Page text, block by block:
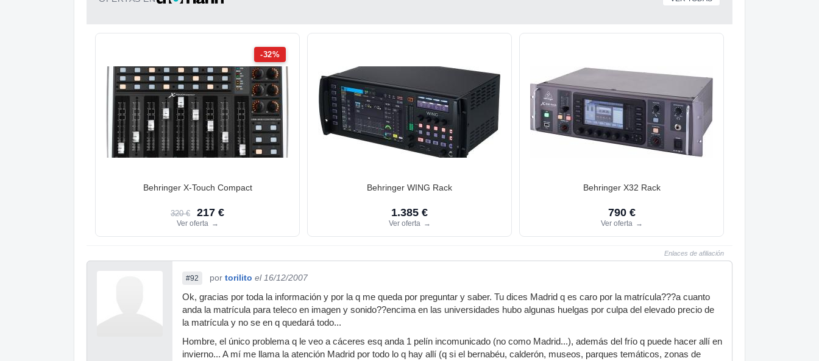
-32%
Behringer X-Touch Compact
320 € 217 €
Ver oferta →
Behringer WING Rack
1.385 €
Ver oferta →
Behringer X32 Rack
790 €
Ver oferta →
Enlaces de afiliación
#92 por torilito el 16/12/2007
Ok, gracias por toda la información y por la q me queda por preguntar y saber. Tu dices Madrid q es caro por la matrícula???a cuanto
anda la matrícula para teleco en imagen y sonido??encima en las universidades hubo algunas huelgas por culpa del elevado precio de
la matrícula y no se en q quedará todo...
Hombre, el único problema q le veo a cáceres esq anda 1 pelín incomunicado (no como Madrid...), además del frío q puede hacer allí en
invierno... A mí me llama la atención Madrid por todo lo q hay allí (q si el bernabéu, calderón, museos, parques temáticos, zonas de